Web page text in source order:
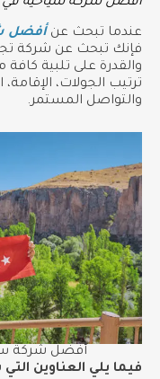
عندما تبحث عن أفضل
فإنك تبحث عن شركة
والقدرة على تلبية
ترتيب الجولات،
والتواصل المستمر.
أفضل شركة
فيما يلي العناوين